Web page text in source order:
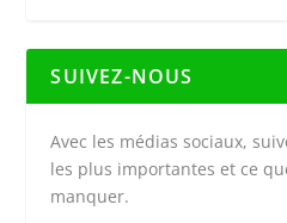
SUIVEZ-NOUS
Avec les médias sociaux,
les plus importantes et ce
manquer.